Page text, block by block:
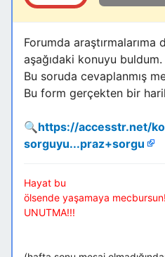
Forumda
aşağıdaki konuyu buldum.
Bu soruda cevaplanmış
Bu form gerçekten bir
🔍 https://accesstr.net/
sorguyu...praz+sorgu
Hayat bu
ölsende yaşamaya mecbursun!
UNUTMA!!!